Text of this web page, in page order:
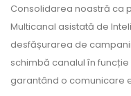
Consolidarea noastră ca
Multicanal asistată de
desfășurarea de
schimbă canalul în
garantând o comunicare